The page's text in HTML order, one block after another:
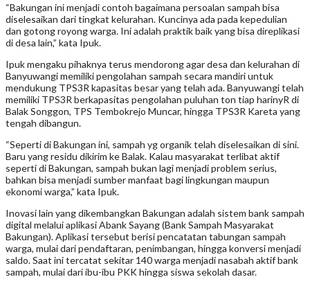
“Bakungan ini menjadi contoh bagaimana persoalan sampah bisa
diselesaikan dari tingkat kelurahan. Kuncinya ada pada kepedulian
dan gotong royong warga. Ini adalah praktik baik yang bisa direplikasi
di desa lain,” kata Ipuk.
Ipuk mengaku pihaknya terus mendorong agar desa dan kelurahan di
Banyuwangi memiliki pengolahan sampah secara mandiri untuk
mendukung TPS3R kapasitas besar yang telah ada. Banyuwangi telah
memiliki TPS3R berkapasitas pengolahan puluhan ton tiap harinyR di
Balak Songgon, TPS Tembokrejo Muncar, hingga TPS3R Kareta yang
tengah dibangun.
“Seperti di Bakungan ini, sampah yg organik telah diselesaikan di sini.
Baru yang residu dikirim ke Balak. Kalau masyarakat terlibat aktif
seperti di Bakungan, sampah bukan lagi menjadi problem serius,
bahkan bisa menjadi sumber manfaat bagi lingkungan maupun
ekonomi warga,” kata Ipuk.
Inovasi lain yang dikembangkan Bakungan adalah sistem bank sampah
digital melalui aplikasi Abank Sayang (Bank Sampah Masyarakat
Bakungan). Aplikasi tersebut berisi pencatatan tabungan sampah
warga, mulai dari pendaftaran, penimbangan, hingga konversi menjadi
saldo. Saat ini tercatat sekitar 140 warga menjadi nasabah aktif bank
sampah, mulai dari ibu-ibu PKK hingga siswa sekolah dasar.